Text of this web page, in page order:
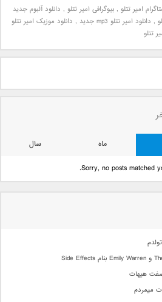
امیر تتلو , بیوگرافی امیر تتلو , دانلود آلبوم جدید
, دانلود امیر تتلو mp3 جدید , دانلود موزیک امیر تتلو
تتلو
ماه
سال
Sorry, no posts matched
هیهات
میمردم